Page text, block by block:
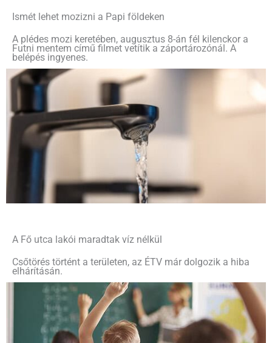
Ismét lehet mozizni a Papi földeken
A plédes mozi keretében, augusztus 8-án fél kilenckor a
Futni mentem című filmet vetítik a záportározónál. A
belépés ingyenes.
A Fő utca lakói maradtak víz nélkül
Csőtörés történt a területen, az ÉTV már dolgozik a hiba
elhárításán.